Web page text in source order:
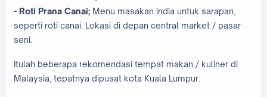
- Roti Prana Canai; Menu masakan india untuk sarapan,
seperti roti canai. Lokasi di depan central market / pasar
seni.
Itulah beberapa rekomendasi tempat makan / kuliner di
Malaysia, tepatnya dipusat kota Kuala Lumpur.